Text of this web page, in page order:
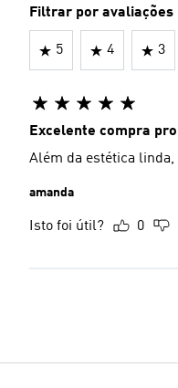
Filtrar por avaliações
5 4 3
Excelente compra
Além da estética
amanda
Isto foi útil? 0